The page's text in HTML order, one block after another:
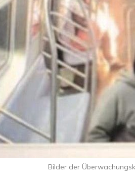
Bilder der